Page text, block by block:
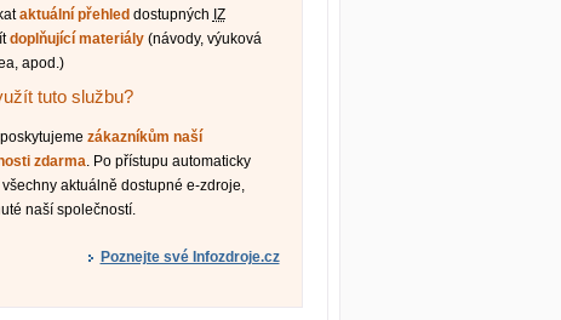
aktuální přehled dostupných IZ
doplňující materiály(návody, výuková
apod.)
tuto službu?
zákazníkům naší
zdarma. Po přístupu automaticky
aktuálně dostupné e-zdroje,
naší společností.
Poznejte své Infozdroje.cz